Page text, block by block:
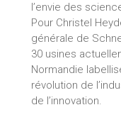
l’envie des
Pour Christel
générale de
30 usines
Normandie
révolution de
de l’innovation.